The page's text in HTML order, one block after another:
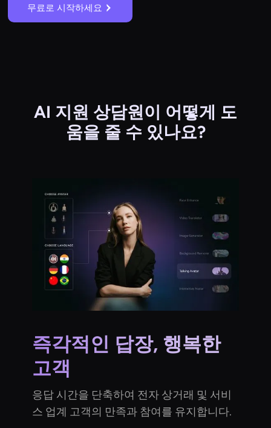
무료로 시작하세요
AI 지원 상담원이 어떻게 도
움을 줄 수 있나요?
즉각적인 답장, 행복한
고객
응답 시간을 단축하여 전자 상거래 및 서비
스 업계 고객의 만족과 참여를 유지합니다.